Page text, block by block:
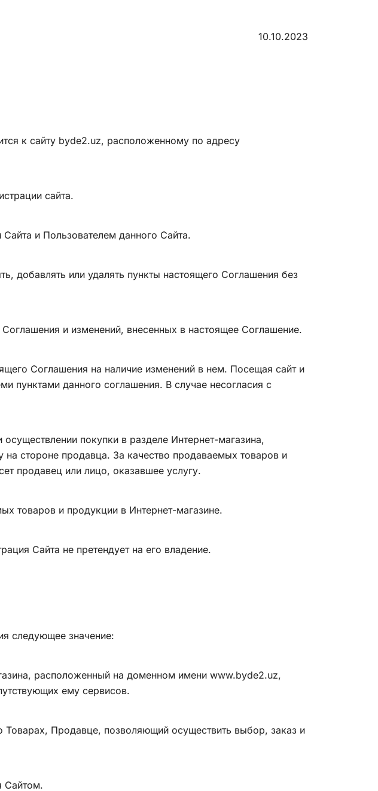
10.10.2023
к сайту byde2.uz, расположенному по адресу
сайта.
и Пользователем данного Сайта.
добавлять или удалять пункты настоящего Соглашения без
и изменений, внесенных в настоящее Соглашение.
Соглашения на наличие изменений в нем. Посещая сайт и
пунктами данного соглашения. В случае несогласия с
покупки в разделе Интернет-магазина,
стороне продавца. За качество продаваемых товаров и
продавец или лицо, оказавшее услугу.
товаров и продукции в Интернет-магазине.
Сайта не претендует на его владение.
следующее значение:
расположенный на доменном имени www.byde2.uz,
ему сервисов.
Продавце, позволяющий осуществить выбор, заказ и
Сайтом.